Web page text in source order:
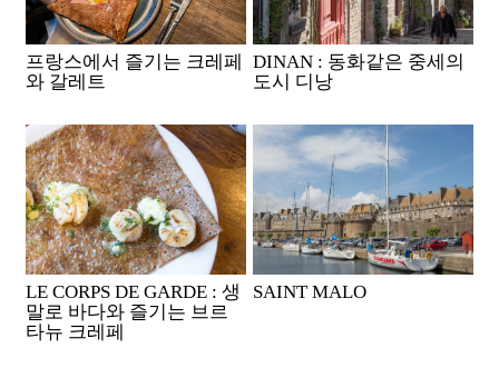
프랑스에서 즐기는 크레페
와 갈레트
DINAN : 동화같은 중세의
도시 디낭
LE CORPS DE GARDE : 생
말로 바다와 즐기는 브르
타뉴 크레페
SAINT MALO